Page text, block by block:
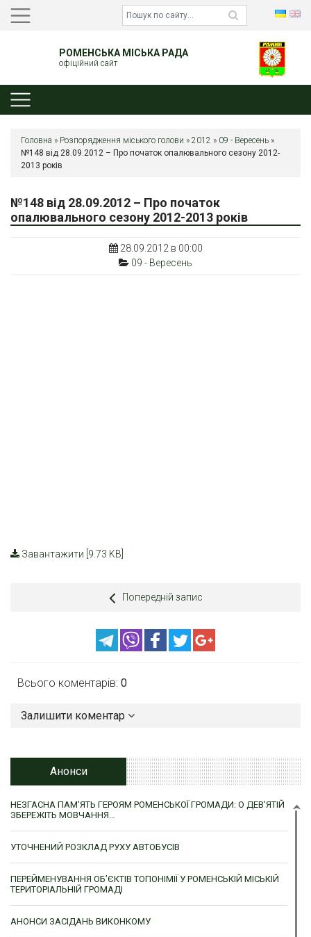
РОМЕНСЬКА МІСЬКА РАДА
офіційний сайт
Головна » Розпорядження міського голови » 2012 » 09 - Вересень »
№148 від 28.09.2012 – Про початок опалювального сезону 2012-
2013 років
№148 від 28.09.2012 – Про початок
опалювального сезону 2012-2013 років
28.09.2012 в 00:00
09 - Вересень
Завантажити [9.73 KB]
Попередній запис
Всього коментарів: 0
Залишити коментар
Анонси
НЕЗГАСНА ПАМ’ЯТЬ ГЕРОЯМ РОМЕНСЬКОЇ ГРОМАДИ: О ДЕВ’ЯТІЙ
ЗБЕРЕЖІТЬ МОВЧАННЯ…
УТОЧНЕНИЙ РОЗКЛАД РУХУ АВТОБУСІВ
ПЕРЕЙМЕНУВАННЯ ОБ’ЄКТІВ ТОПОНІМІЇ У РОМЕНСЬКІЙ МІСЬКІЙ
ТЕРИТОРІАЛЬНІЙ ГРОМАДІ
АНОНСИ ЗАСІДАНЬ ВИКОНКОМУ